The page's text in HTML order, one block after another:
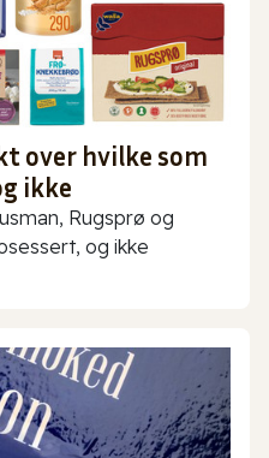
over hvilke som
ikke
Rugsprø og
og ikke